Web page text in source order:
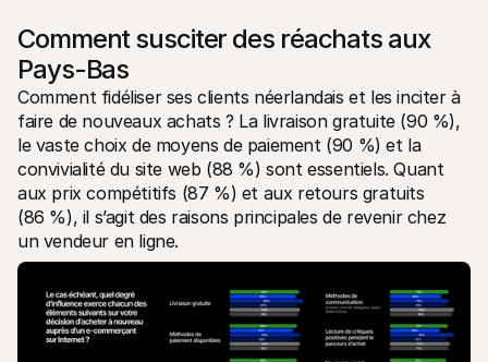
Comment susciter des réachats aux
Pays-Bas
Comment fidéliser ses clients néerlandais et les inciter à
faire de nouveaux achats ? La livraison gratuite (90 %),
le vaste choix de moyens de paiement (90 %) et la
convivialité du site web (88 %) sont essentiels. Quant
aux prix compétitifs (87 %) et aux retours gratuits
(86 %), il s’agit des raisons principales de revenir chez
un vendeur en ligne.